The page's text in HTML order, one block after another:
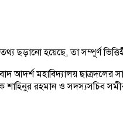
তথ্য ছড়ানো হয়েছে, তা সম্পূর্ণ
আদর্শ মহাবিদ্যালয়
রহমান ও সদস্যসচিব সমীর